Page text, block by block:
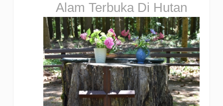
Alam Terbuka Di Hutan